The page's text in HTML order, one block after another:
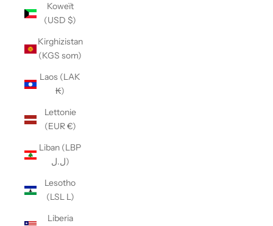
Koweït
(USD $)
Kirghizistan
(KGS som)
Laos (LAK
₭)
Lettonie
(EUR €)
Liban (LBP
ل.ل)
Lesotho
(LSL L)
Liberia